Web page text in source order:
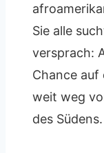
Sie alle
versprach:
Chance auf
weit weg
des Südens.